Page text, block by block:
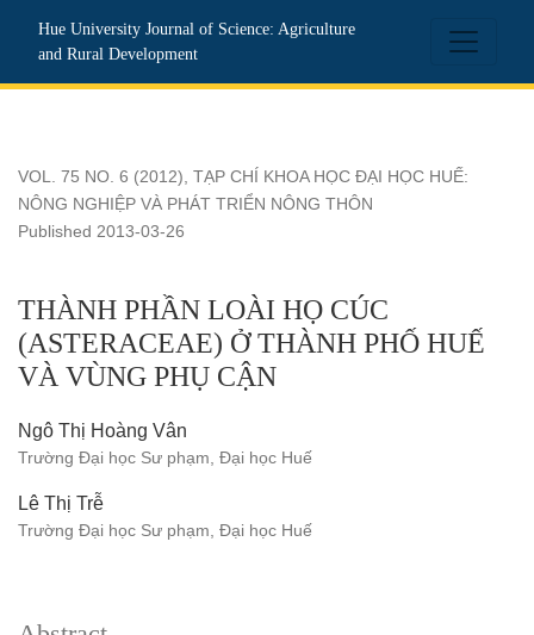
Hue University Journal of Science: Agriculture
and Rural Development
VOL. 75 NO. 6 (2012), TẠP CHÍ KHOA HỌC ĐẠI HỌC HUẾ:
NÔNG NGHIỆP VÀ PHÁT TRIỂN NÔNG THÔN
THÀNH PHẦN LOÀI HỌ CÚC
(ASTERACEAE) Ở THÀNH PHỐ HUẾ
VÀ VÙNG PHỤ CẬN
Published 2013-03-26
Ngô Thị Hoàng Vân
Trường Đại học Sư phạm, Đại học Huế
Lê Thị Trễ
Trường Đại học Sư phạm, Đại học Huế